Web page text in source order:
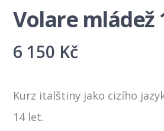
Volare mládež
6 150 Kč
Kurz italštiny jako cizího
14 let.